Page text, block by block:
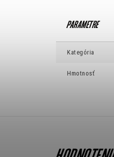
Kategória
Hmotnosť